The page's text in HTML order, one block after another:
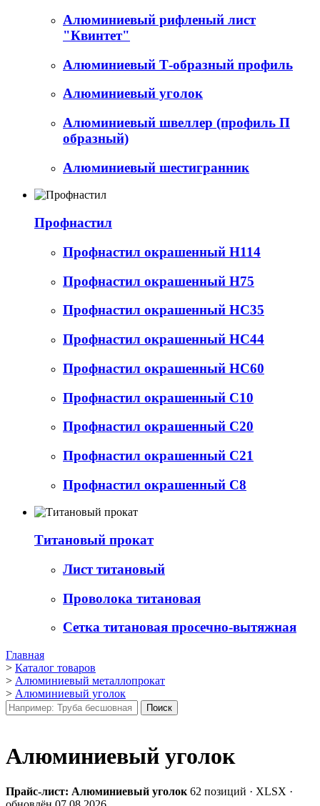
Алюминиевый рифленый лист
"Квинтет"
Алюминиевый Т-образный профиль
Алюминиевый уголок
Алюминиевый швеллер (профиль П
образный)
Алюминиевый шестигранник
Профнастил
Профнастил окрашенный Н114
Профнастил окрашенный Н75
Профнастил окрашенный НС35
Профнастил окрашенный НС44
Профнастил окрашенный НС60
Профнастил окрашенный С10
Профнастил окрашенный С20
Профнастил окрашенный С21
Профнастил окрашенный С8
Титановый прокат
Лист титановый
Проволока титановая
Сетка титановая просечно-вытяжная
Главная
> Каталог товаров
> Алюминиевый металлопрокат
> Алюминиевый уголок
Алюминиевый уголок
Прайс-лист: Алюминиевый уголок 62 позиций · XLSX ·